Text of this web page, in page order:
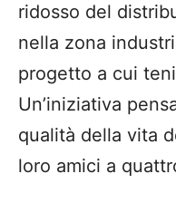
ridosso del
nella zona
progetto a cui
Un’iniziativa
qualità della vita
loro amici a